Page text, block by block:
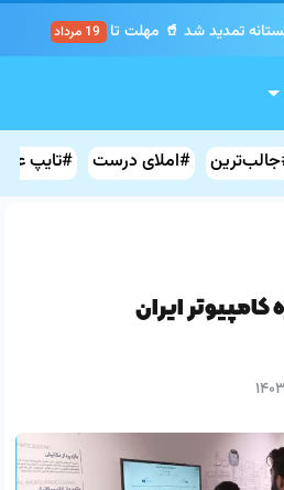
تمدید شد 🥤 مهلت تا
#املای درست #تایپ
ایران